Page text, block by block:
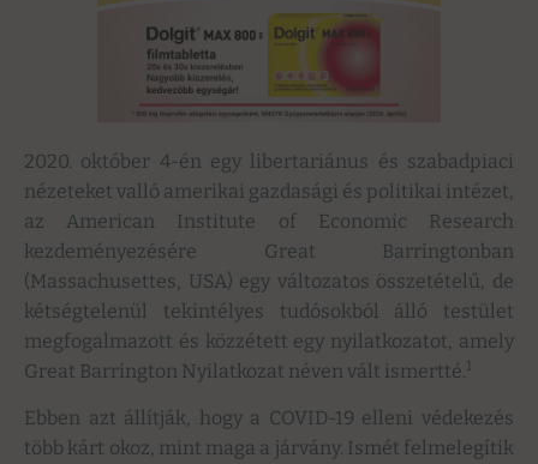
2020. október 4-én egy libertariánus és szabadpiaci
nézeteket valló amerikai gazdasági és politikai intézet,
az American Institute of Economic Research
kezdeményezésére Great Barringtonban
(Massachusettes, USA) egy változatos összetételű, de
kétségtelenül tekintélyes tudósokból álló testület
megfogalmazott és közzétett egy nyilatkozatot, amely
Great Barrington Nyilatkozat néven vált ismertté. 1
Ebben azt állítják, hogy a COVID-19 elleni védekezés
több kárt okoz, mint maga a járvány. Ismét felmelegítik